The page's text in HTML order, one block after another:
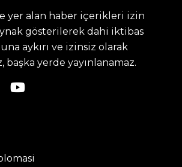
yer alan haber içerikleri izin
gösterilerek dahi iktibas
aykırı ve izinsiz olarak
başka yerde yayınlanamaz.